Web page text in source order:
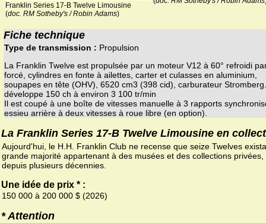
Franklin Series 17-B Twelve Limousine
(doc. RM Sotheby's / Robin Adams)
Fiche technique
Type de transmission : Propulsion
La Franklin Twelve est propulsée par un moteur V12 à 60° refroidi
forcé, cylindres en fonte à ailettes, carter et culasses en aluminium,
soupapes en tête (OHV), 6520 cm3 (398 cid), carburateur
développe 150 ch à environ 3 100 tr/min
Il est coupé à une boîte de vitesses manuelle à 3 rapports
essieu arrière à deux vitesses à roue libre (en option).
La Franklin Series 17-B Twelve Limousine en
Aujourd'hui, le H.H. Franklin Club ne recense que seize Twelves
grande majorité appartenant à des musées et des collections privées,
depuis plusieurs décennies.
Une idée de prix * :
150 000 à 200 000 $ (2026)
* Attention